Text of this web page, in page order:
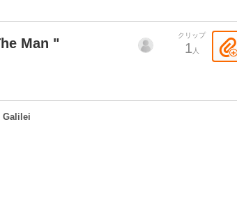
Man "
クリップ
1 人
Galilei